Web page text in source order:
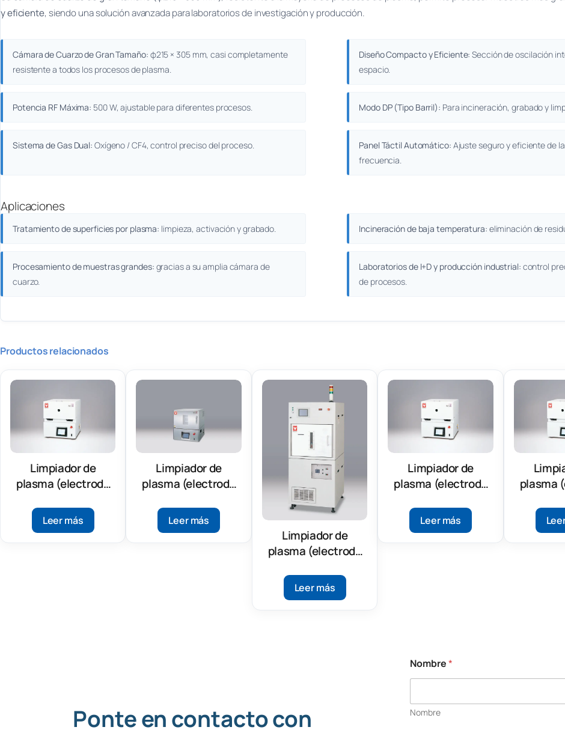
y eficiente, siendo una solución avanzada para laboratorios de investigación y producción.
Cámara de Cuarzo de Gran Tamaño: φ215 × 305 mm, casi completamente
resistente a todos los procesos de plasma.
Diseño Compacto y Eficiente: Sección de oscilación
espacio.
Potencia RF Máxima: 500 W, ajustable para diferentes procesos. Modo DP (Tipo Barril): Para incineración, grabado y
Sistema de Gas Dual: Oxígeno / CF4, control preciso del proceso. Panel Táctil Automático: Ajuste seguro y eficiente de
frecuencia.
Aplicaciones
Tratamiento de superficies por plasma: limpieza, activación y grabado. Incineración de baja temperatura: eliminación de
Procesamiento de muestras grandes: gracias a su amplia cámara de
cuarzo.
Laboratorios de I+D y producción industrial: control
de procesos.
Productos relacionados
Limpiador de
plasma (electrodo
Leer más
Limpiador de
plasma (electrodo
Leer más
Limpiador de
plasma (electrodo
Leer más
Limpiador de
plasma (electrodo
Leer más
plasma
Ponte en contacto con
*
*
o
r
Nombre*
Nombre